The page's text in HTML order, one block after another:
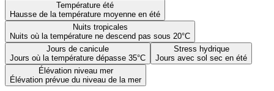
Température été
Hausse de la température moyenne en été
Nuits tropicales
Nuits où la température ne descend pas sous 20°C
Jours de canicule
Jours où la température dépasse 35°C
Stress hydrique
Jours avec sol sec en été
Élévation niveau mer
Élévation prévue du niveau de la mer